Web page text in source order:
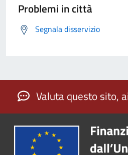
Problemi in città
Segnala disservizio
Valuta questo sito,